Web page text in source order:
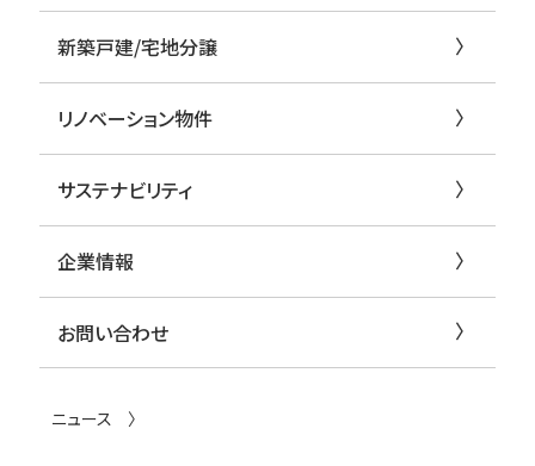
新築戸建/宅地分譲
リノベーション物件
サステナビリティ
企業情報
お問い合わせ
ニュース